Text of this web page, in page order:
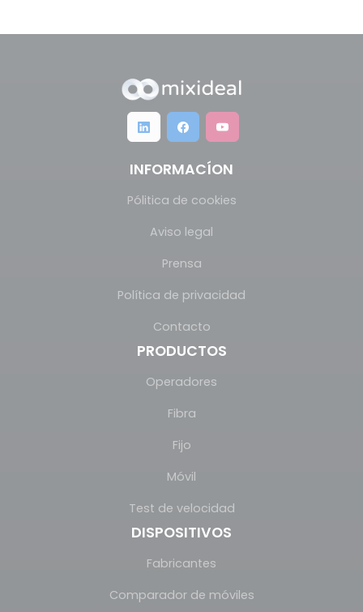
INFORMACÍON
Pólitica de cookies
Aviso legal
Prensa
Política de privacidad
Contacto
PRODUCTOS
Operadores
Fibra
Fijo
Móvil
Test de velocidad
DISPOSITIVOS
Fabricantes
Comparador de móviles